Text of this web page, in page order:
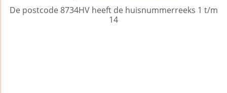
De postcode 8734HV heeft de huisnummerreeks 1 t/m
14